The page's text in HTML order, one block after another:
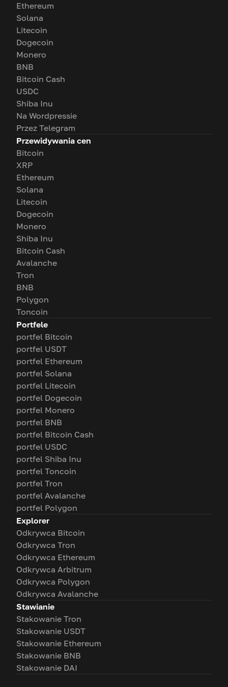
Ethereum
Solana
Litecoin
Dogecoin
Monero
BNB
Bitcoin Cash
USDC
Shiba Inu
Na Wordpressie
Przez Telegram
Przewidywania cen
Bitcoin
XRP
Ethereum
Solana
Litecoin
Dogecoin
Monero
Shiba Inu
Bitcoin Cash
Avalanche
Tron
BNB
Polygon
Toncoin
Portfele
portfel Bitcoin
portfel USDT
portfel Ethereum
portfel Solana
portfel Litecoin
portfel Dogecoin
portfel Monero
portfel BNB
portfel Bitcoin Cash
portfel USDC
portfel Shiba Inu
portfel Toncoin
portfel Tron
portfel Avalanche
portfel Polygon
Explorer
Odkrywca Bitcoin
Odkrywca Tron
Odkrywca Ethereum
Odkrywca Arbitrum
Odkrywca Polygon
Odkrywca Avalanche
Stawianie
Stakowanie Tron
Stakowanie USDT
Stakowanie Ethereum
Stakowanie BNB
Stakowanie DAI